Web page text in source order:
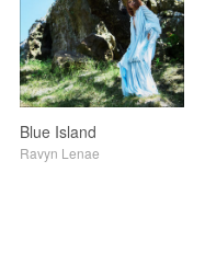
Blue Island
Ravyn Lenae